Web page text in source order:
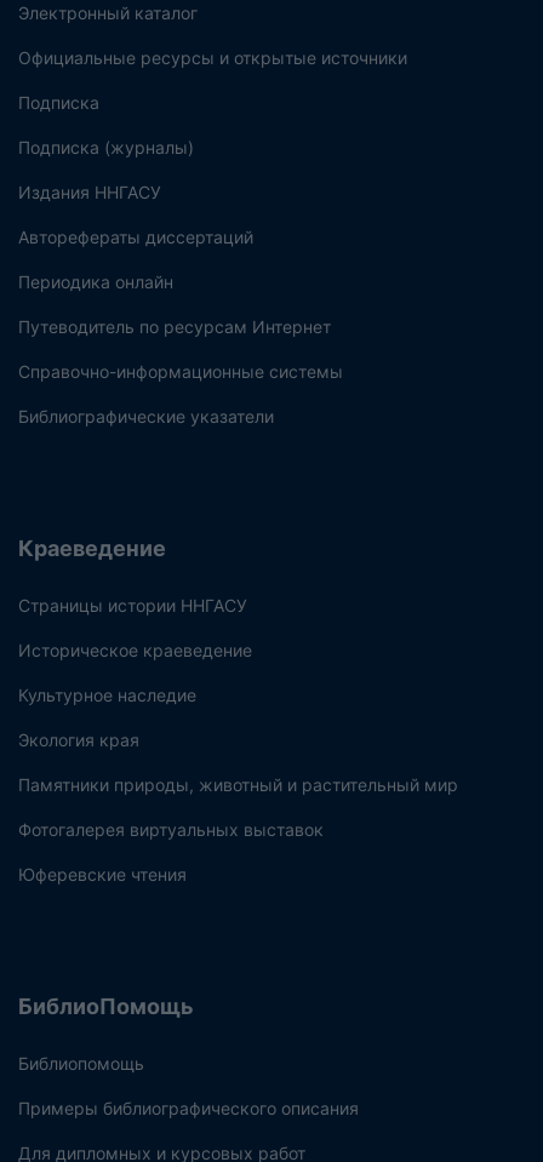
Электронный каталог
Официальные ресурсы и открытые источники
Подписка
Подписка (журналы)
Издания ННГАСУ
Авторефераты диссертаций
Периодика онлайн
Путеводитель по ресурсам Интернет
Справочно-информационные системы
Библиографические указатели
Краеведение
Страницы истории ННГАСУ
Историческое краеведение
Культурное наследие
Экология края
Памятники природы, животный и растительный мир
Фотогалерея виртуальных выставок
Юферевские чтения
БиблиоПомощь
Библиопомощь
Примеры библиографического описания
Для дипломных и курсовых работ